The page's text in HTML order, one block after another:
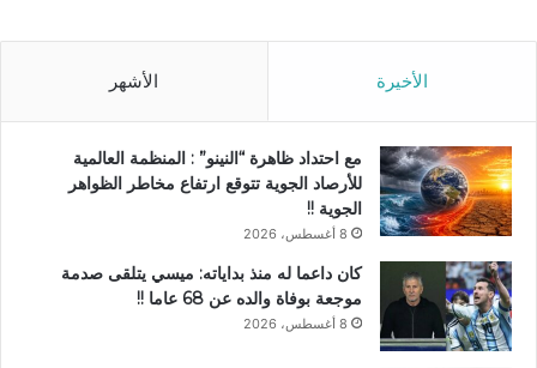
الأخيرة الأشهر
مع احتداد ظاهرة “النينو” : المنظمة العالمية
للأرصاد الجوية تتوقع ارتفاع مخاطر الظواهر
الجوية !!
8 أغسطس، 2026
كان داعما له منذ بداياته: ميسي يتلقى صدمة
موجعة بوفاة والده عن 68 عاما !!
8 أغسطس، 2026